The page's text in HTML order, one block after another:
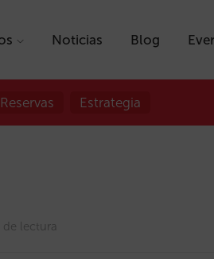
Noticias Blog
Reservas Estrategia
lectura